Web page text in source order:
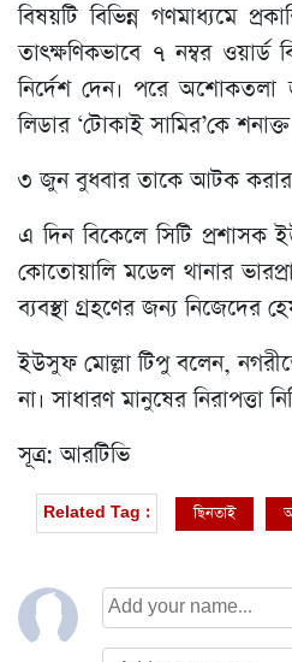
বিষয়টি বিভিন্ন গণমাধ্যমে
তাৎক্ষণিকভাবে ৭ নম্বর
নির্দেশ দেন। পরে অশোকতলা
লিডার ‘টোকাই সামির’কে
৩ জুন বুধবার তাকে আটক করার
এ দিন বিকেলে সিটি প্রশাসক
কোতোয়ালি মডেল থানার
ব্যবস্থা গ্রহণের জন্য নিজেদের
ইউসুফ মোল্লা টিপু বলেন,
না। সাধারণ মানুষের
সূত্র: আরটিভি
Related Tag : ছিনতাই